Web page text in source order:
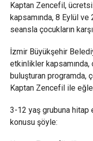
Kaptan Zencefil,
kapsamında, 8 Eylül
seansla çocukların
İzmir Büyükşehir
etkinlikler
buluşturan programda,
Kaptan Zencefil ile
3-12 yaş grubuna hitap
konusu şöyle: